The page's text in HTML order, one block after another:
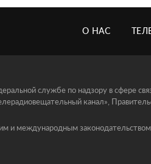
О НАС
службе по надзору в сфере
канал»,
и международным